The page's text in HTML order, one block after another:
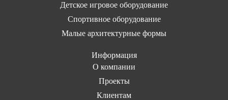
Детское игровое оборудование
Спортивное оборудование
Малые архитектурные формы
Информация
О компании
Проекты
Клиентам